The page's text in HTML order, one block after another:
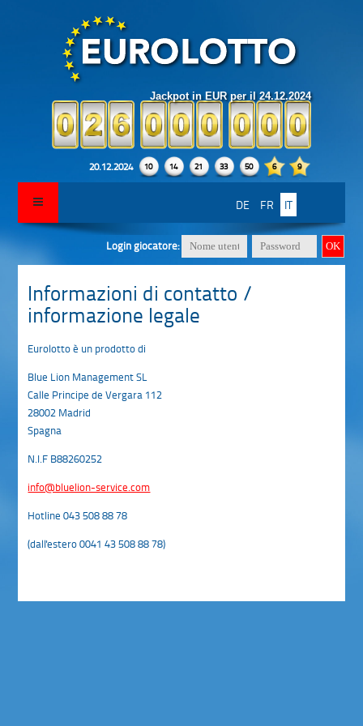
Jackpot in EUR per il 24.12.2024
20.12.2024 10 14 21 33 50 6 9
DE FR IT
Login giocatore:
Informazioni di contatto /
informazione legale
Eurolotto è un prodotto di
Blue Lion Management SL
Calle Principe de Vergara 112
28002 Madrid
Spagna
N.I.F B88260252
info@bluelion-service.com
Hotline 043 508 88 78
(dall'estero 0041 43 508 88 78)